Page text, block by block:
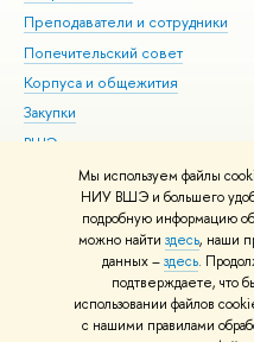
Мы используем файлы
НИУ ВШЭ и большего
подробную информацию
можно найти здесь, наши
данных –здесь.
подтверждаете, что
использовании файлов
с нашими правилами
Преподаватели и сотрудники
Попечительский совет
Корпуса и общежития
Закупки
ВШЭ для студентов с
здоровья и инвалидностью
Версия для слабовидящих
Единая платежная страница
© НИУ ВШЭ 1993–2026 Адреса
материалов Политика